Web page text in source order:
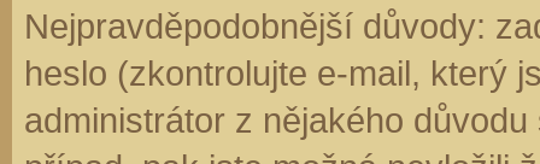
Nejpravděpodobnější důvody:
heslo (zkontrolujte e-mail, který
administrátor z nějakého